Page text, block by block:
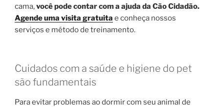
cama,você pode contar com a ajuda da Cão Cidadão.
Agende uma visita gratuita e conheça nossos
serviços e método de treinamento.
Cuidados com a saúde e higiene do pet
são fundamentais
Para evitar problemas ao dormir com seu animal de